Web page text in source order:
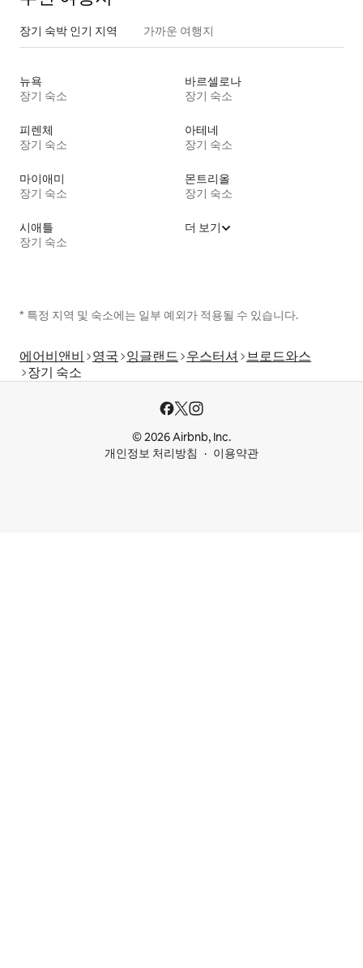
장기 숙박 인기 지역 가까운 여행지
뉴욕
장기 숙소
바르셀로나
장기 숙소
피렌체
장기 숙소
아테네
장기 숙소
마이애미
장기 숙소
몬트리올
장기 숙소
시애틀
장기 숙소
더 보기
* 특정 지역 및 숙소에는 일부 예외가 적용될 수 있습니다.
에어비앤비 영국 잉글랜드 우스터셔
브로드와스
장기 숙소
© 2026 Airbnb, Inc.
개인정보 처리방침
이용약관